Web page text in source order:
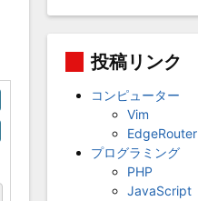
投稿リンク
コンピューター
Vim
EdgeRouter
プログラミング
PHP
JavaScript